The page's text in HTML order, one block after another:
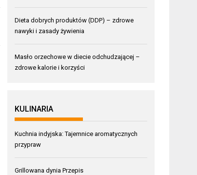
Dieta dobrych produktów (DDP) – zdrowe
nawyki i zasady żywienia
Masło orzechowe w diecie odchudzającej –
zdrowe kalorie i korzyści
KULINARIA
Kuchnia indyjska: Tajemnice aromatycznych
przypraw
Grillowana dynia Przepis